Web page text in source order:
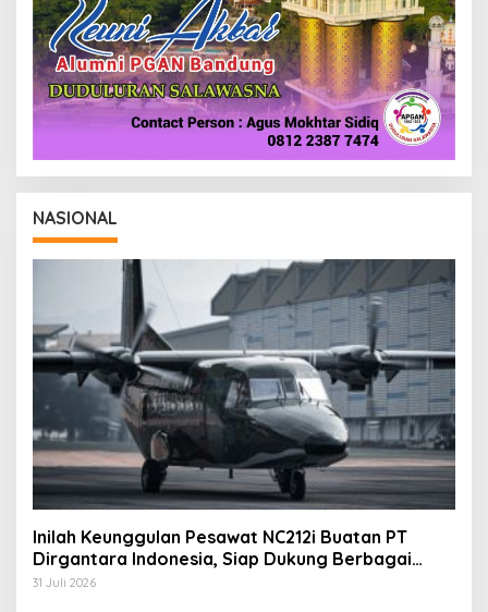
NASIONAL
Inilah Keunggulan Pesawat NC212i Buatan PT
Dirgantara Indonesia, Siap Dukung Berbagai
Operasi TNI
31 Juli 2026